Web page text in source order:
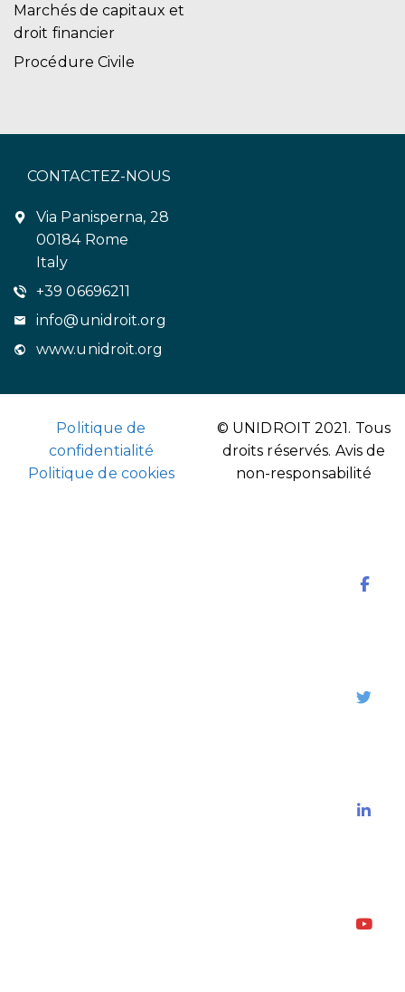
Marchés de capitaux et
droit financier
Procédure Civile
CONTACTEZ-NOUS
Via Panisperna, 28
00184 Rome
Italy
+39 06696211
info@unidroit.org
www.unidroit.org
Politique de
confidentialité
Politique de cookies
© UNIDROIT 2021. Tous
droits réservés. Avis de
non-responsabilité